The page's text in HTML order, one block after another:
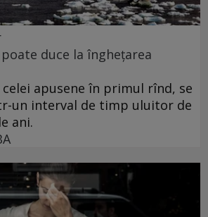
duce la înghețarea
celei apusene în primul rînd, se
un interval de timp uluitor de
ani.